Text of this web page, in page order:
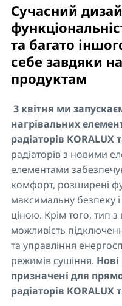
Сучасний
та багато
себе завдяки
продуктам
З квітня ми
нагрівальних
радіаторів KORALUX
радіаторів з новими
елементами
комфорт, розширені
максимальну безпеку
ціною. Крім того, тип
можливість
та управління
режимів сушіння.
призначені для
радіаторів KORALUX